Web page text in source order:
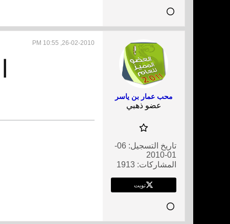
محب عمار بن ياسر
عضو ذهبي
تاريخ التسجيل:
06-
01-2010
المشاركات: 1913
تويت
26-02-2010, 10:55 PM